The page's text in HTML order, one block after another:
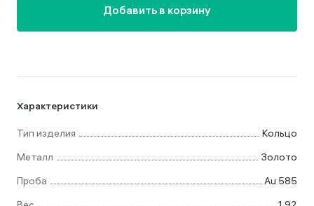
Характеристики
Тип изделия
Кольцо
Металл
Золото
Проба
Au 585
Добавить в корзину